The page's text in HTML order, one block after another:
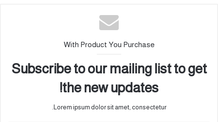
With Product You Purchase
Subscribe to our mailing list to get
the new updates!
Lorem ipsum dolor sit amet, consectetur.